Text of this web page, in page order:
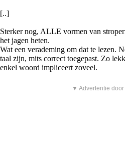
[..]
Sterker nog, ALLE vormen van
het jagen heten.
Wat een verademing om dat te lezen.
taal zijn, mits correct toegepast. Zo
enkel woord impliceert zoveel.
▼ Advertentie